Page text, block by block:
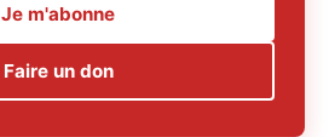
Je m'abonne
Faire un don